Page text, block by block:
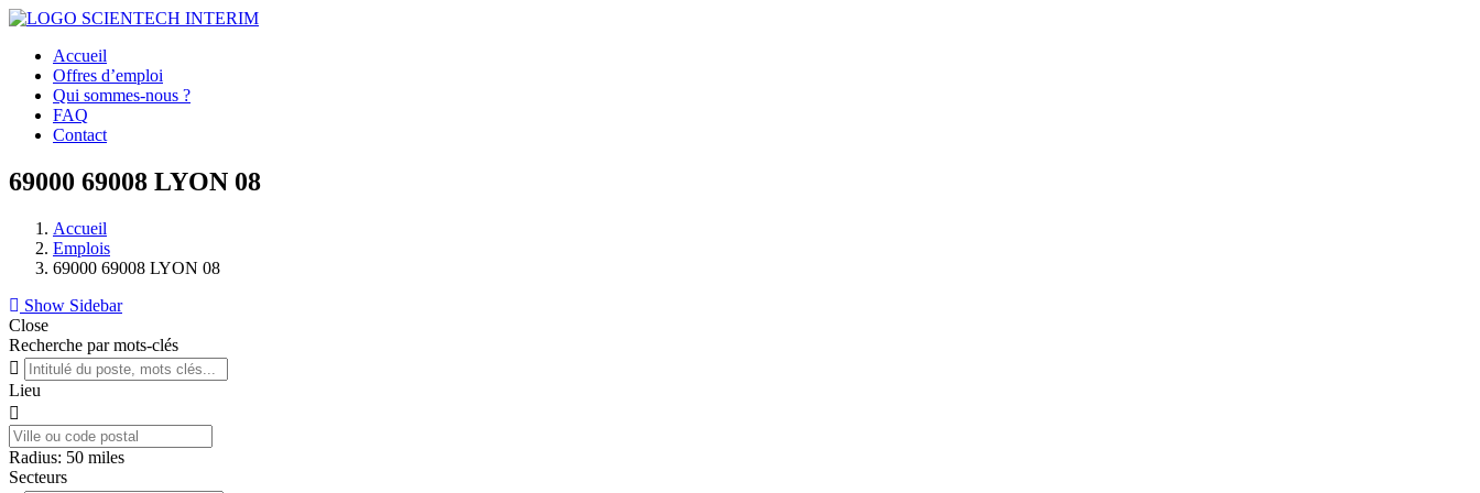
Accueil
Offres d’emploi
Qui sommes-nous ?
FAQ
Contact
69000 69008 LYON 08
Accueil
Emplois
69000 69008 LYON 08
Show Sidebar
Close
Recherche par mots-clés
Lieu
Radius: 50 miles
Secteurs